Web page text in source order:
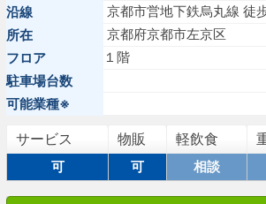
沿線
京都市営地下鉄烏丸線 徒
所在
京都府京都市左京区
フロア
１階
駐車場台数
可能業種※
サービス 物販 軽飲食
可 可 相談